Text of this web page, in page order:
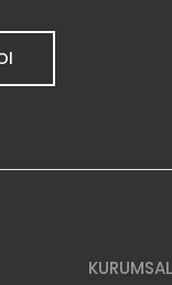
KURUMSAL